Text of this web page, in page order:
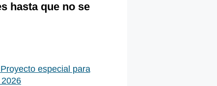
hasta que no se
especial para